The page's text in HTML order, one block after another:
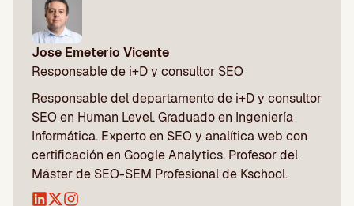
Jose Emeterio Vicente
Responsable de i+D y consultor SEO
Responsable del departamento de i+D y consultor
SEO en Human Level. Graduado en Ingeniería
Informática. Experto en SEO y analítica web con
certificación en Google Analytics. Profesor del
Máster de SEO-SEM Profesional de Kschool.